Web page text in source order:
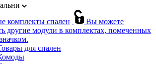
комплекты спален
Вы можете
другие модули в комплектах, помеченных
для спален